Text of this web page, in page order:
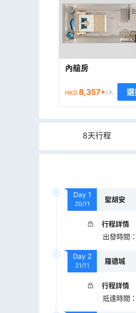
內艙房
HKD 8,357+/人
8天行程
Day 1
20/11
聖胡安
行程詳情
出發時間 ：
Day 2
21/11
羅德城
行程詳情
抵達時間 ：